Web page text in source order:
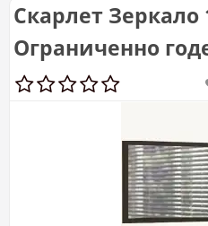
Скарлет Зеркало
Ограниченно